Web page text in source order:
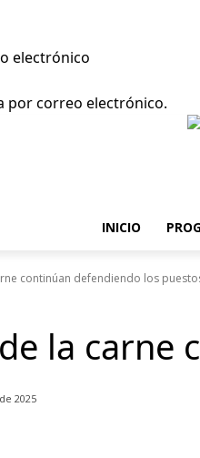
electrónico
por correo electrónico.
INICIO
continúan defendiendo los
la
2025